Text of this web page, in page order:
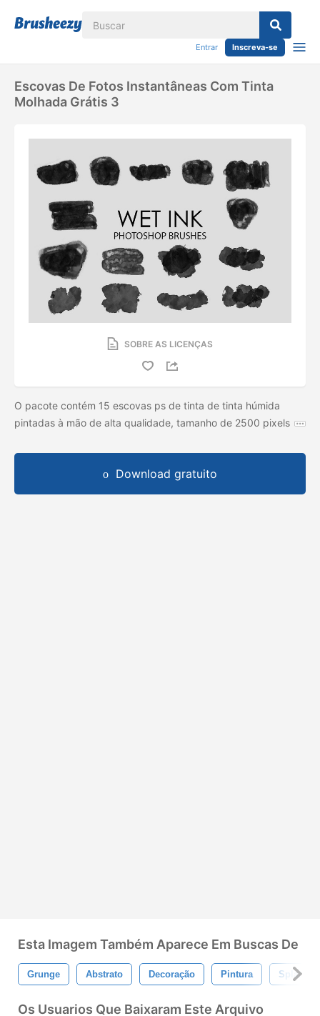
Entrar Inscreva-se
Escovas De Fotos Instantâneas Com Tinta
Molhada Grátis 3
SOBRE AS LICENÇAS
O pacote contém 15 escovas ps de tinta de tinta húmida
pintadas à mão de alta qualidade, tamanho de 2500 pixels
Download gratuito
Esta Imagem Também Aparece Em Buscas De
Grunge Abstrato Decoração Pintura Splat
Os Usuarios Que Baixaram Este Arquivo